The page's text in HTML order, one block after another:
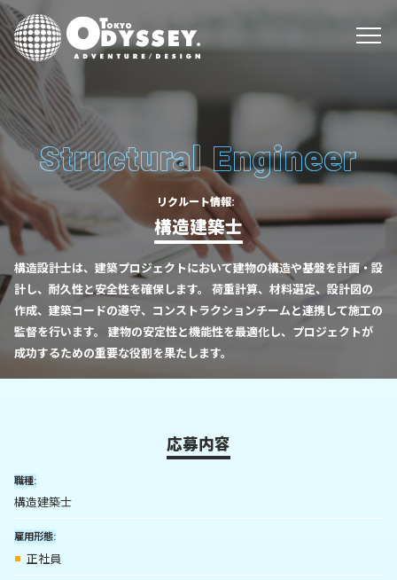
Structural Engineer
リクルート情報
構造建築士
構造設計士は、 建築プロジェクトにおいて建物の構造や基盤を計画・設
計し、 耐久性と安全性を確保します。 荷重計算、 材料選定、 設計図の
作成、 建築コードの遵守、 コンストラクションチームと連携して施工の
監督を行います。
建物の安定性と機能性を最適化し、 プロジェクトが
成功するための重要な役割を果たします。
応募内容
職種
構造建築士
雇用形態
正社員